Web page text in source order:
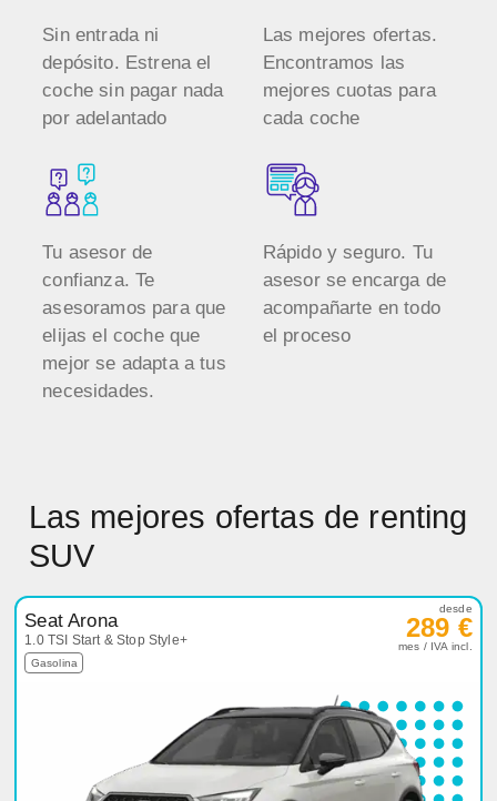
Sin entrada ni
depósito. Estrena el
coche sin pagar nada
por adelantado
Las mejores ofertas.
Encontramos las
mejores cuotas para
cada coche
Tu asesor de
confianza. Te
asesoramos para que
elijas el coche que
mejor se adapta a tus
necesidades.
Rápido y seguro. Tu
asesor se encarga de
acompañarte en todo
el proceso
Las mejores ofertas de renting
SUV
Seat Arona
1.0 TSI Start & Stop Style+
Gasolina
desde
289 €
mes / IVA incl.